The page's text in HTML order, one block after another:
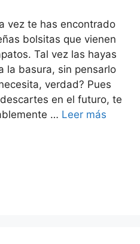
vez te has encontrado
bolsitas que vienen
Tal vez las hayas
la basura, sin pensarlo
verdad? Pues
en el futuro, te
… Leer más